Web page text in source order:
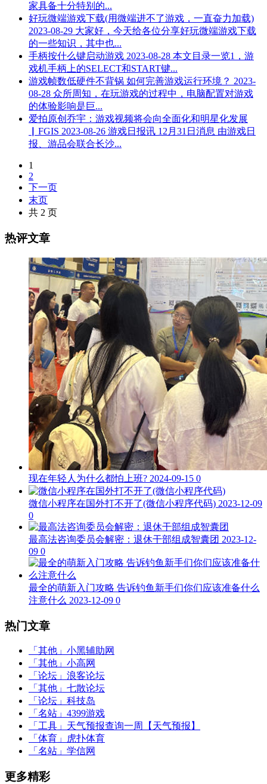
家具备十分特别的...
好玩微端游戏下载(用微端进不了游戏，一直奋力加载)
2023-08-29 大家好，今天给各位分享好玩微端游戏下载
的一些知识，其中也...
手柄按什么键启动游戏 2023-08-28 本文目录一览1，游
戏机手柄上的SELECT和START键...
游戏帧数低硬件不背锅 如何完善游戏运行环境？ 2023-
08-28 众所周知，在玩游戏的过程中，电脑配置对游戏
的体验影响是巨...
爱拍原创乔宇：游戏视频将会向全面化和明星化发展
▏FGIS 2023-08-26 游戏日报讯 12月31日消息 由游戏日
报、游品会联合长沙...
1
2
下一页
末页
共 2 页
热评文章
现在年轻人为什么都怕上班? 2024-09-15 0
微信小程序在国外打不开了(微信小程序代码) 2023-12-09
0
最高法咨询委员会解密：退休干部组成智囊团 2023-12-
09 0
最全的萌新入门攻略 告诉钓鱼新手们你们应该准备什么
注意什么 2023-12-09 0
热门文章
「其他」 小黑辅助网
「其他」 小高网
「论坛」 浪客论坛
「其他」 七散论坛
「论坛」 科技岛
「名站」 4399游戏
「工具」 天气预报查询一周【天气预报】
「体育」
虎扑体育
「名站」 学信网
更多精彩